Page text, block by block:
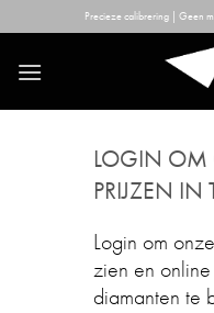
to
content
Precieze calibrering | Geen
LOGIN OM
PRIJZEN IN
Login om onze
zien en
diamanten te